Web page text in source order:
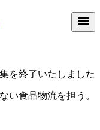
を終了いたしました
い食品物流を担う。